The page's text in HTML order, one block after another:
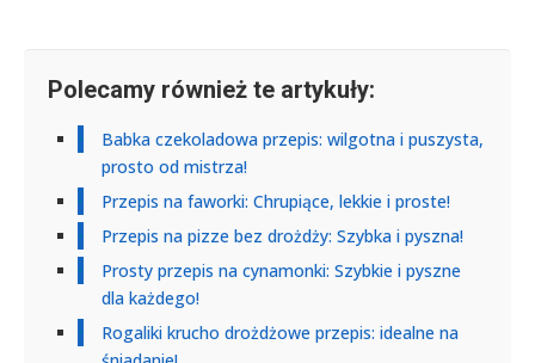
Polecamy również te artykuły:
Babka czekoladowa przepis: wilgotna i puszysta,
prosto od mistrza!
Przepis na faworki: Chrupiące, lekkie i proste!
Przepis na pizze bez drożdży: Szybka i pyszna!
Prosty przepis na cynamonki: Szybkie i pyszne
dla każdego!
Rogaliki krucho drożdżowe przepis: idealne na